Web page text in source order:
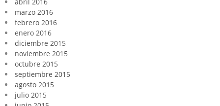
abril 2016
marzo 2016
febrero 2016
enero 2016
diciembre 2015
noviembre 2015
octubre 2015
septiembre 2015
agosto 2015
julio 2015